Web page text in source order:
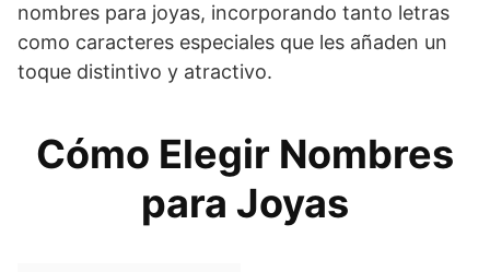
nombres para joyas, incorporando tanto letras
como caracteres especiales que les añaden un
toque distintivo y atractivo.
Cómo Elegir Nombres
para Joyas